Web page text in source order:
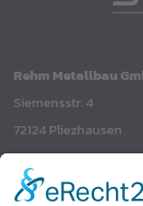
Rehm Metallbau
Siemensstr. 4
72124 Pliezhausen
Phone: + 49 (0) 7158
Fax: + 49 (0) 7158 /